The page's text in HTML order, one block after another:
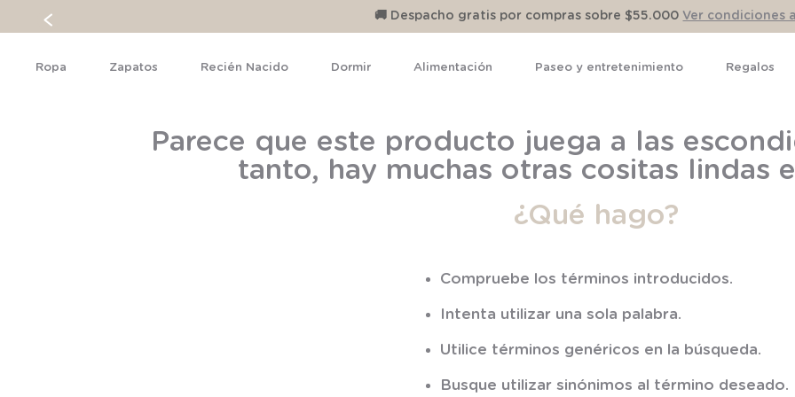
🚚 Despacho gratis por compras sobre $55.000 Ver condiciones
Ropa Zapatos Recién Nacido Dormir Alimentación Paseo y entretenimiento Regalos
Parece que este producto juega a las
tanto, hay muchas otras cositas lindas
¿Qué hago?
Compruebe los términos introducidos.
Intenta utilizar una sola palabra.
Utilice términos genéricos en la búsqueda.
Busque utilizar sinónimos al término deseado.
1.
pijama
2.
calcetines
3 .
zapatillas
5 .
manta